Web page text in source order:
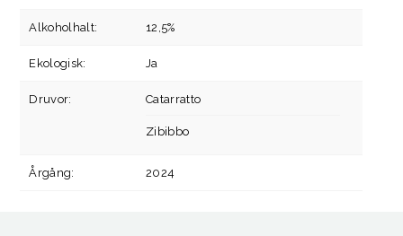
Alkoholhalt: 12,5%
Ekologisk: Ja
Druvor: Catarratto
Zibibbo
Årgång: 2024